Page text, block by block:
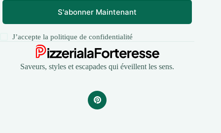
S'abonner Maintenant
J’accepte lapolitique de confidentialité
Saveurs, styles et escapades qui éveillent les sens.